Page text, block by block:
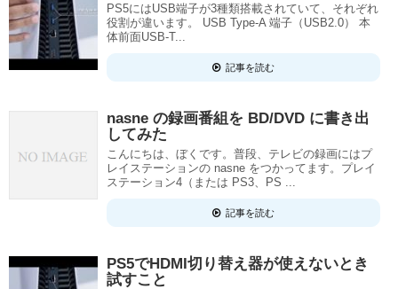
PS5にはUSB端子が3種類搭載されていて、それぞれ
役割が違います。 USB Type-A 端子（USB2.0） 本
体前面USB-T...
記事を読む
nasne の録画番組を BD/DVD に書き出
してみた
こんにちは、ぼくです。普段、テレビの録画にはプ
レイステーションの nasne をつかってます。プレイ
ステーション4（または PS3、PS ...
記事を読む
PS5でHDMI切り替え器が使えないとき
試すこと